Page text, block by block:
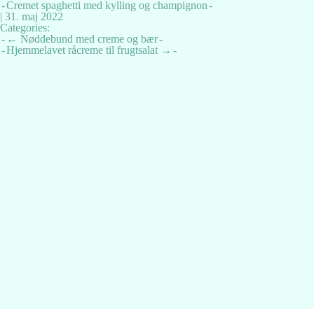
Cremet spaghetti med kylling og champignon
| 31. maj 2022
Categories:
Indlægsnavigation
← Nøddebund med creme og bær
Hjemmelavet råcreme til frugtsalat →